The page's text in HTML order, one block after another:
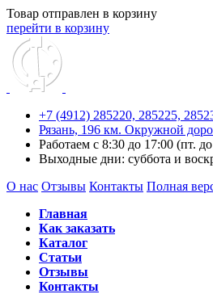
Товар отправлен в корзину
перейти в корзину
+7 (4912) 285220, 285225,
Рязань, 196 км. Окружной
Работаем с 8:30 до 17:00 (пт.
Выходные дни: суббота и
О нас Отзывы Контакты Полная
Главная
Как заказать
Каталог
Статьи
Отзывы
Контакты